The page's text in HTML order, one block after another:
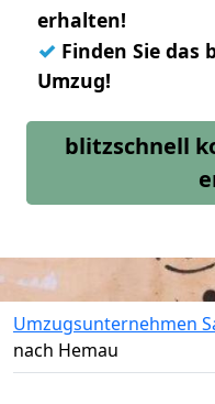
erhalten!
✓ Finden Sie das
Umzug!
blitzschnell
Umzugsunternehmen
nach Hemau